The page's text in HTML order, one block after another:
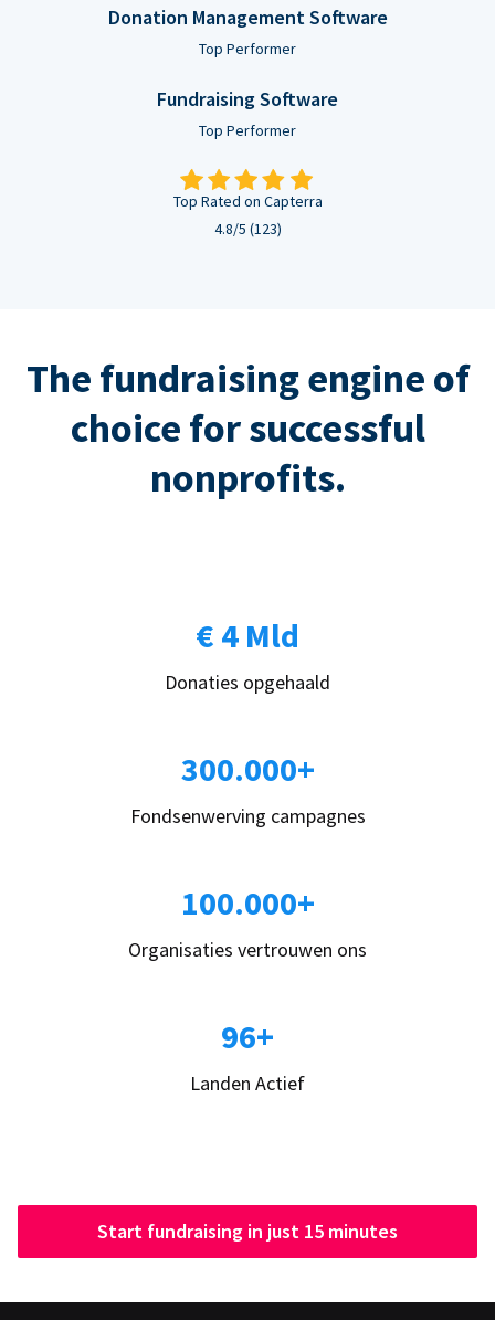
Donation Management Software
Top Performer
Fundraising Software
Top Performer
Top Rated on Capterra
4.8/5 (123)
The fundraising engine of
choice for successful
nonprofits.
€ 4 Mld
Donaties opgehaald
300.000+
Fondsenwerving campagnes
100.000+
Organisaties vertrouwen ons
96+
Landen Actief
Start fundraising in just 15 minutes